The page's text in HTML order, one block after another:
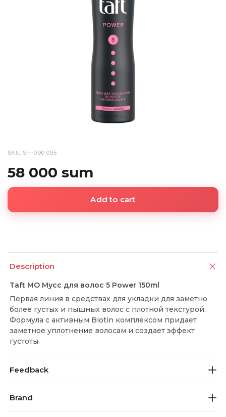
SKU: SH-090.095
58 000 sum
Add to cart
Description
Taft MO Мусс для волос 5 Power 150ml
Первая линия в средствах для укладки для заметно
более густых и пышных волос с плотной текстурой.
Формула с активным Biotin комплексом придает
заметное уплотнение волосам и создает эффект
густоты.
Feedback
Brand